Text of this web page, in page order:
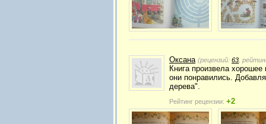
Оксана (рецензий: 63 ,
Книга произвела
они понравились.
дерева".
Рейтинг рецензии: +2